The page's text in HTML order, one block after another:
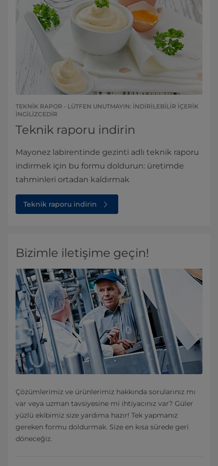
TEKNİK RAPOR - LÜTFEN UNUTMAYIN: İNDİRİLEBİLİR İÇERİK
İNGİLİZCEDİR
Teknik raporu indirin
Mayonez labirentinde gezinti adlı teknik raporu
indirmek için bu formu doldurun: üretimde
tahminleri ortadan kaldırmak
Teknik raporu indirin
Bizimle iletişime geçin!
Çözümlerimiz ve ürünlerimiz hakkında sorularınız mı
var veya uzman tavsiyesine mi ihtiyacınız var? Güler
yüzlü ekibimiz size yardıma hazır! Tek yapmanız
gereken formu doldurmak. Size en kısa sürede geri
döneceğiz.